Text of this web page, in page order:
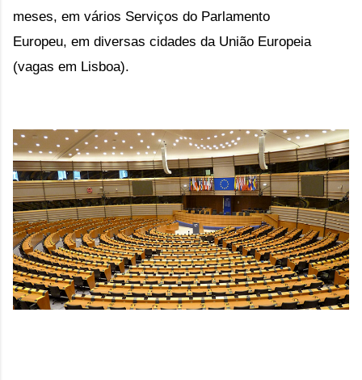
meses, em vários Serviços do Parlamento
Europeu, em diversas cidades da União Europeia
(vagas em Lisboa).